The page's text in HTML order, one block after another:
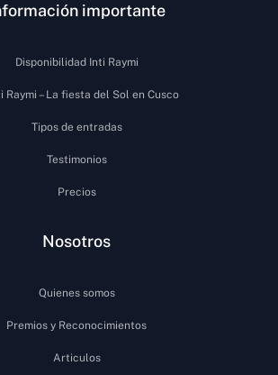
importante
Disponibilidad Inti Raymi
Raymi – La fiesta del Sol en Cusco
Tipos de entradas
Testimonios
Precios
Nosotros
Quienes somos
Premios y Reconocimientos
Articulos